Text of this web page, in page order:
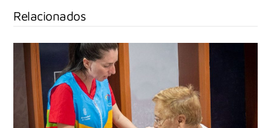
Relacionados